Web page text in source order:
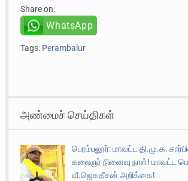
Share on:
WhatsApp
Tags: Perambalur
அண்மைச் செய்திகள்
பெரம்பலூர்: மாவட்ட தி.மு.க.
கலைஞர் நினைவு நாள்! மாவட்ட
வீ.ஜெகதீசன் அறிக்கை!